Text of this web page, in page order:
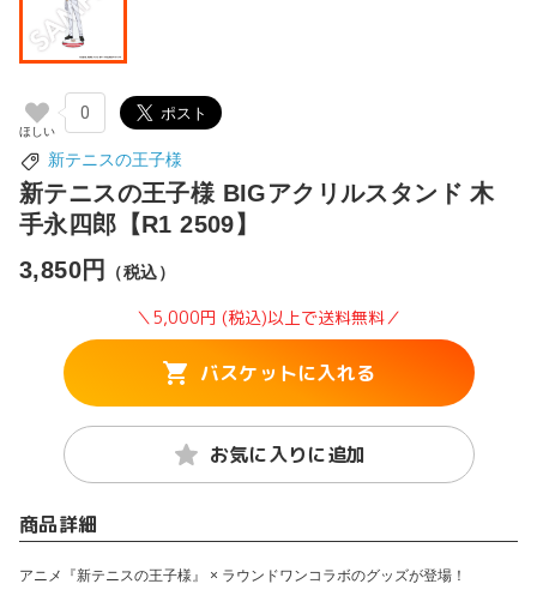
0
新テニスの王子様
新テニスの王子様 BIGアクリルスタンド 木
手永四郎【R1 2509】
3,850円
（税込）
＼5,000円 (税込)以上で送料無料／
バスケットに入れる
お気に入りに追加
商品詳細
アニメ『新テニスの王子様』 × ラウンドワンコラボのグッズが登場！